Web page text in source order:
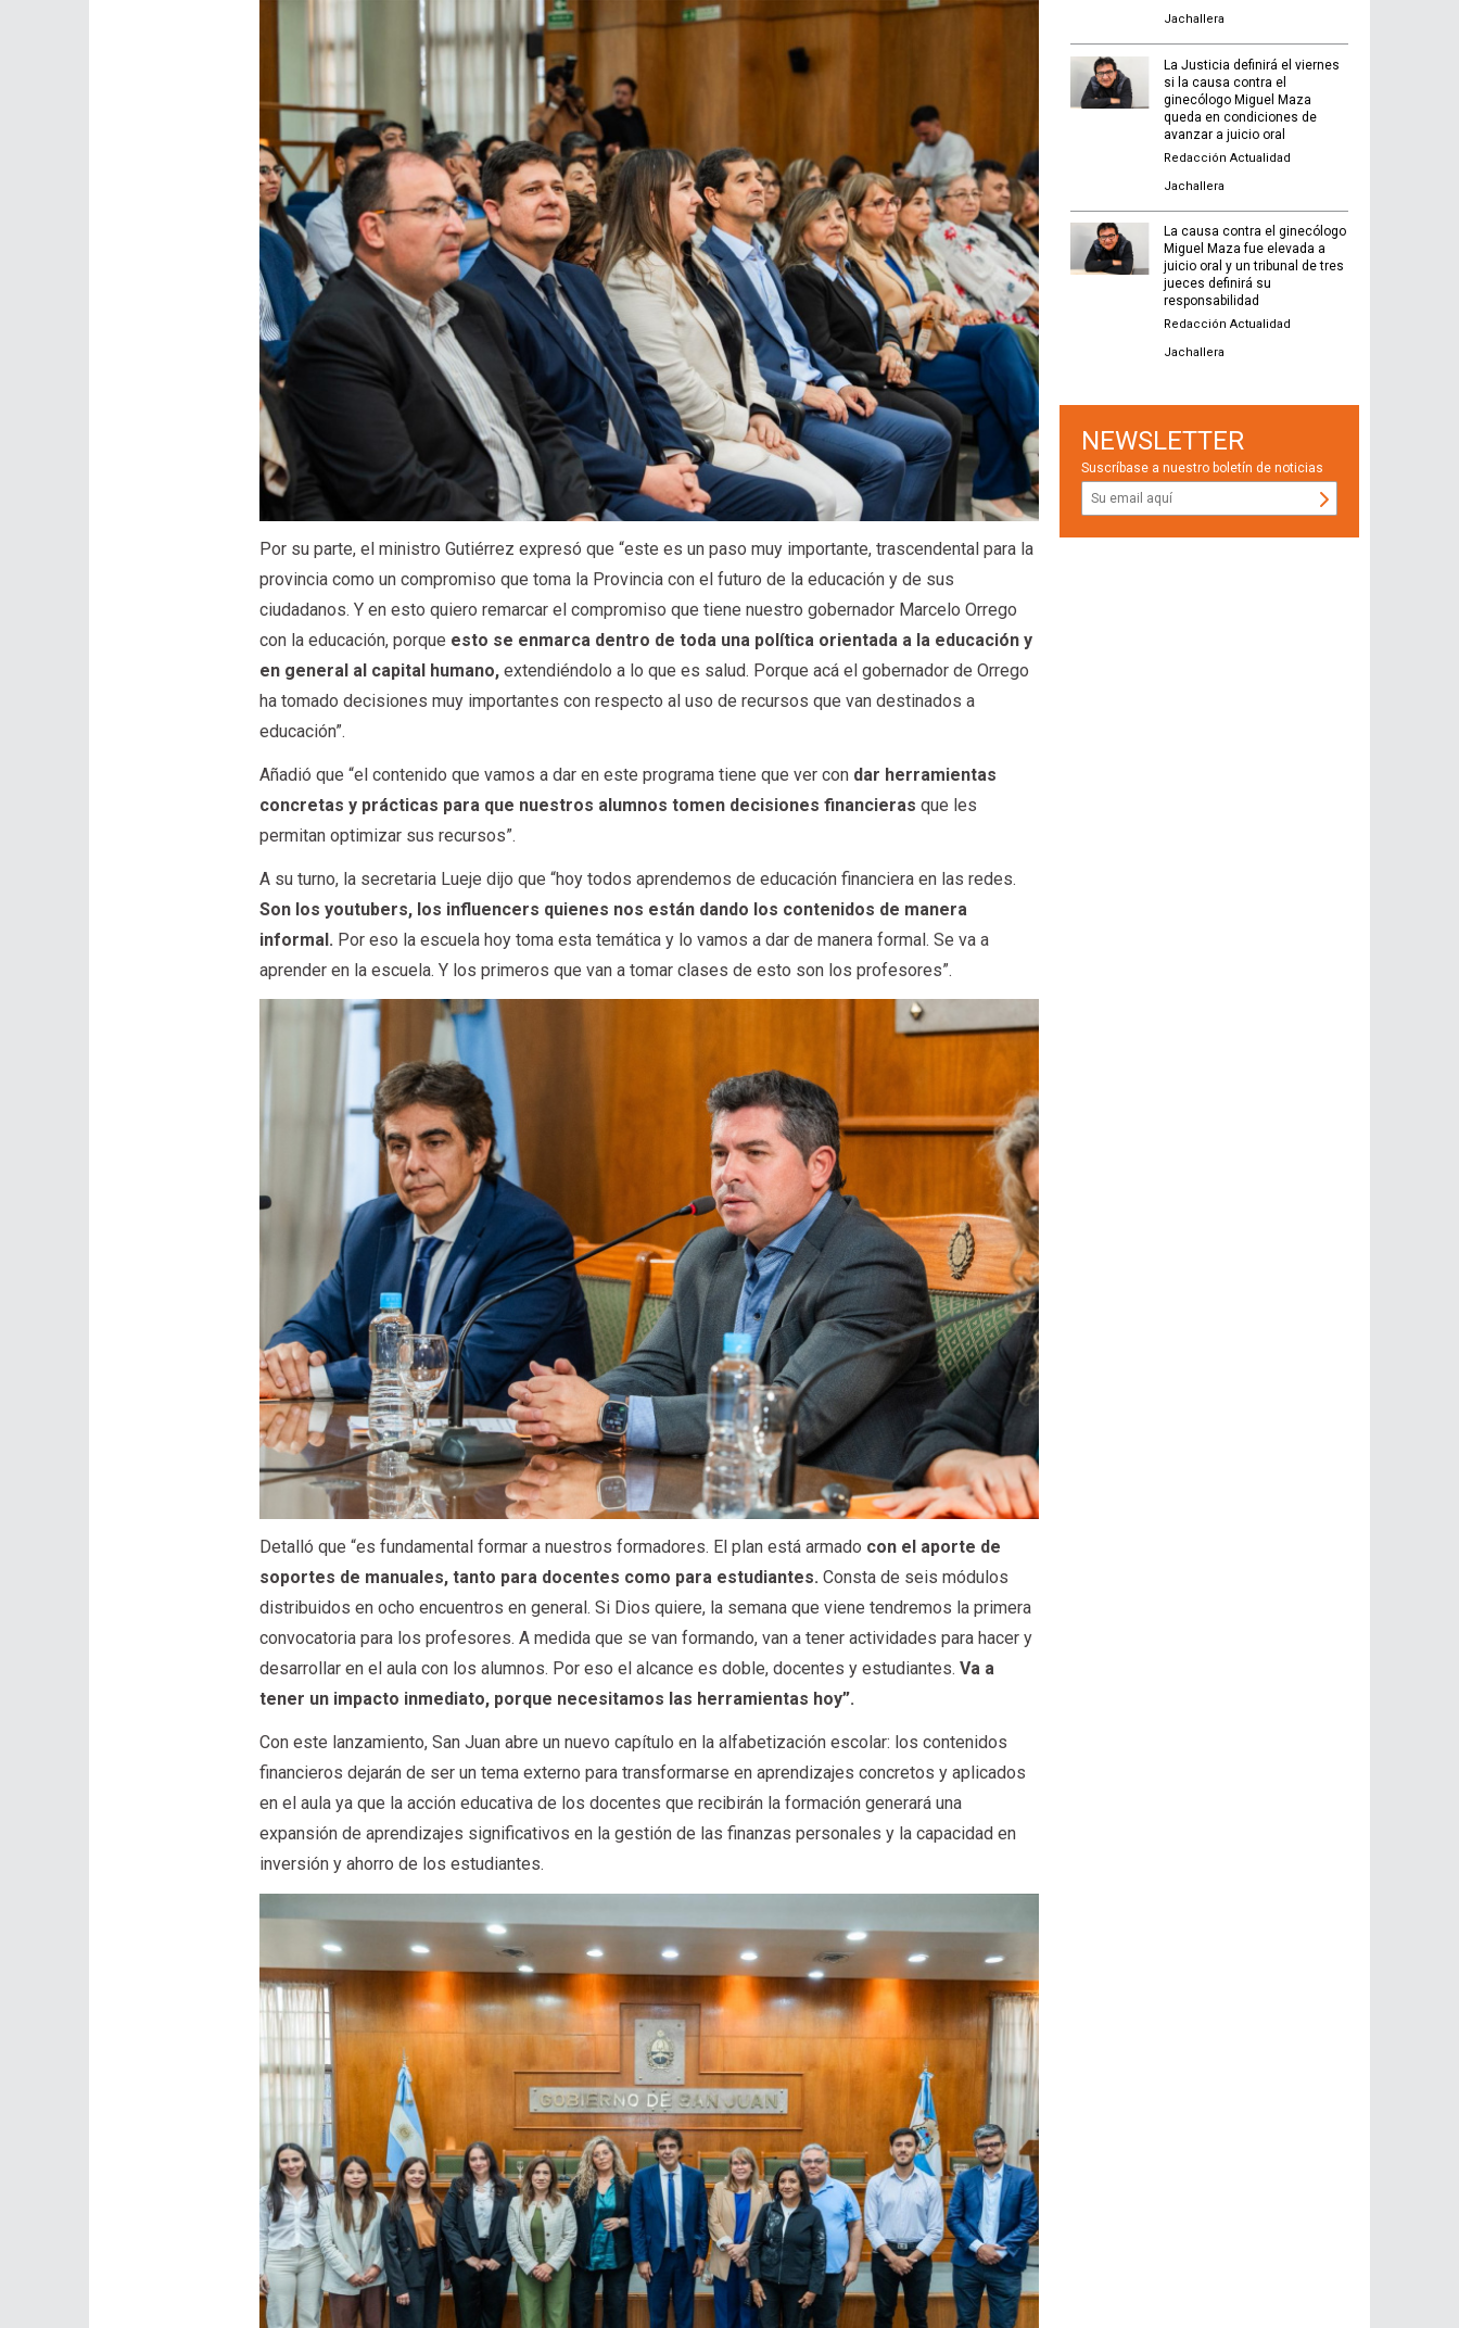
Por su parte, el ministro Gutiérrez expresó que “este es un paso muy importante, trascendental para la
provincia como un compromiso que toma la Provincia con el futuro de la educación y de sus
ciudadanos. Y en esto quiero remarcar el compromiso que tiene nuestro gobernador Marcelo Orrego
con la educación, porque esto se enmarca dentro de toda una política orientada a la educación y
en general al capital humano, extendiéndolo a lo que es salud. Porque acá el gobernador de Orrego
ha tomado decisiones muy importantes con respecto al uso de recursos que van destinados a
educación”.
Añadió que “el contenido que vamos a dar en este programa tiene que ver con dar herramientas
concretas y prácticas para que nuestros alumnos tomen decisiones financieras que les
permitan optimizar sus recursos”.
A su turno, la secretaria Lueje dijo que “hoy todos aprendemos de educación financiera en las redes.
Son los youtubers, los influencers quienes nos están dando los contenidos de manera
informal. Por eso la escuela hoy toma esta temática y lo vamos a dar de manera formal. Se va a
aprender en la escuela. Y los primeros que van a tomar clases de esto son los profesores”.
Detalló que “es fundamental formar a nuestros formadores. El plan está armado con el aporte de
soportes de manuales, tanto para docentes como para estudiantes. Consta de seis módulos
distribuidos en ocho encuentros en general. Si Dios quiere, la semana que viene tendremos la primera
convocatoria para los profesores. A medida que se van formando, van a tener actividades para hacer y
desarrollar en el aula con los alumnos. Por eso el alcance es doble, docentes y estudiantes. Va a
tener un impacto inmediato, porque necesitamos las herramientas hoy”.
Con este lanzamiento, San Juan abre un nuevo capítulo en la alfabetización escolar: los contenidos
financieros dejarán de ser un tema externo para transformarse en aprendizajes concretos y aplicados
en el aula ya que la acción educativa de los docentes que recibirán la formación generará una
expansión de aprendizajes significativos en la gestión de las finanzas personales y la capacidad en
inversión y ahorro de los estudiantes.
Jachallera
La Justicia definirá el viernes
si la causa contra el
ginecólogo Miguel Maza
queda en condiciones de
avanzar a juicio oral
Redacción Actualidad
Jachallera
La causa contra el ginecólogo
Miguel Maza fue elevada a
juicio oral y un tribunal de tres
jueces definirá su
responsabilidad
Redacción Actualidad
Jachallera
NEWSLETTER
Suscríbase a nuestro boletín de noticias